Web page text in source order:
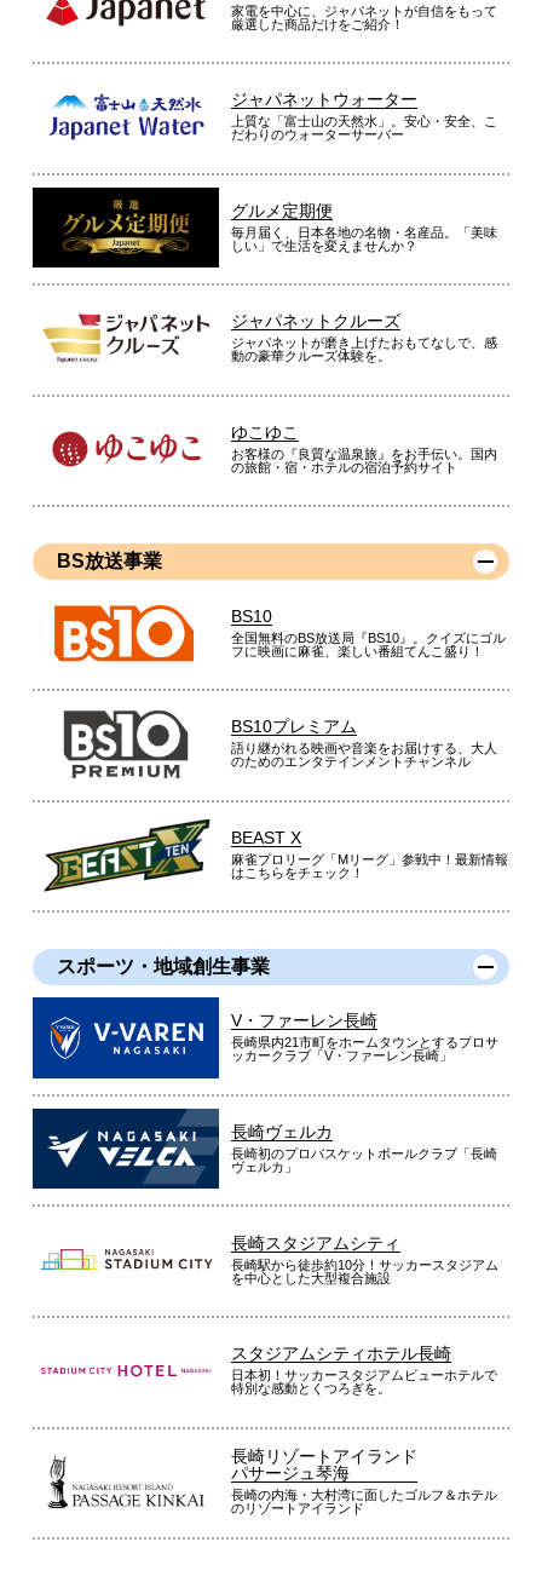
家電を中心に、ジャパネットが自信をもって
厳選した商品だけをご紹介！
ジャパネットウォーター
上質な「富士山の天然水」。安心・安全、こ
だわりのウォーターサーバー
グルメ定期便
毎月届く、日本各地の名物・名産品。「美味
しい」で生活を変えませんか？
ジャパネットクルーズ
ジャパネットが磨き上げたおもてなしで、感
動の豪華クルーズ体験を。
ゆこゆこ
お客様の『良質な温泉旅』をお手伝い。国内
の旅館・宿・ホテルの宿泊予約サイト
BS放送事業
BS10
全国無料のBS放送局『BS10』。クイズにゴル
フに映画に麻雀、楽しい番組てんこ盛り！
BS10プレミアム
語り継がれる映画や音楽をお届けする、大人
のためのエンタテインメントチャンネル
BEAST X
麻雀プロリーグ「Mリーグ」参戦中！最新情報
はこちらをチェック！
スポーツ・地域創生事業
V・ファーレン長崎
長崎県内21市町をホームタウンとするプロサ
ッカークラブ「V・ファーレン長崎」
長崎ヴェルカ
長崎初のプロバスケットボールクラブ「長崎
ヴェルカ」
長崎スタジアムシティ
長崎駅から徒歩約10分！サッカースタジアム
を中心とした大型複合施設
スタジアムシティホテル長崎
日本初！サッカースタジアムビューホテルで
特別な感動とくつろぎを。
長崎リゾートアイランド
パサージュ琴海
長崎の内海・大村湾に面したゴルフ＆ホテル
のリゾートアイランド